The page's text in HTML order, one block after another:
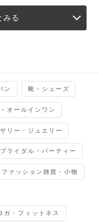
みる
ン 靴・シューズ
オールインワン
リー・ジュエリー
ブライダル・パーティー
ファッション雑貨・小物
ガ・フィットネス